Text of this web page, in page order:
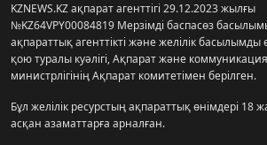
KZNEWS.KZ ақпарат агенттігі 29.12.2023 жылғы
№KZ64VPY00084819 Мерзімді баспасөз
ақпараттық агенттікті және желілік басылымды
қою туралы куәлігі, Ақпарат және коммуникация
министрлігінің Ақпарат комитетімен берілген.
Бұл желілік ресурстың ақпараттық өнімдері 18
асқан азаматтарға арналған.